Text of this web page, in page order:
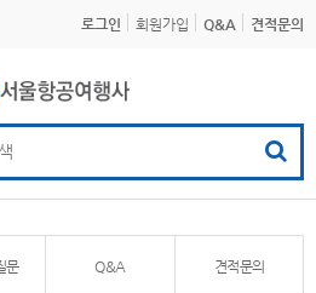
로그인 회원가입 Q&A 견적문의
문 Q&A 견적문의